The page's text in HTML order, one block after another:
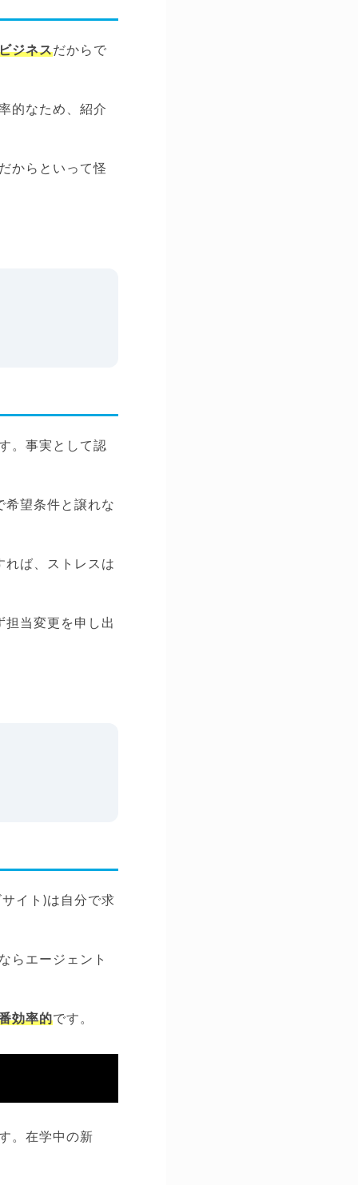
ジネスだからで
的なため、紹介
からといって怪
。事実として認
希望条件と譲れな
れば、ストレスは
担当変更を申し出
イト)は自分で求
らエージェント
効率的です。
。在学中の新